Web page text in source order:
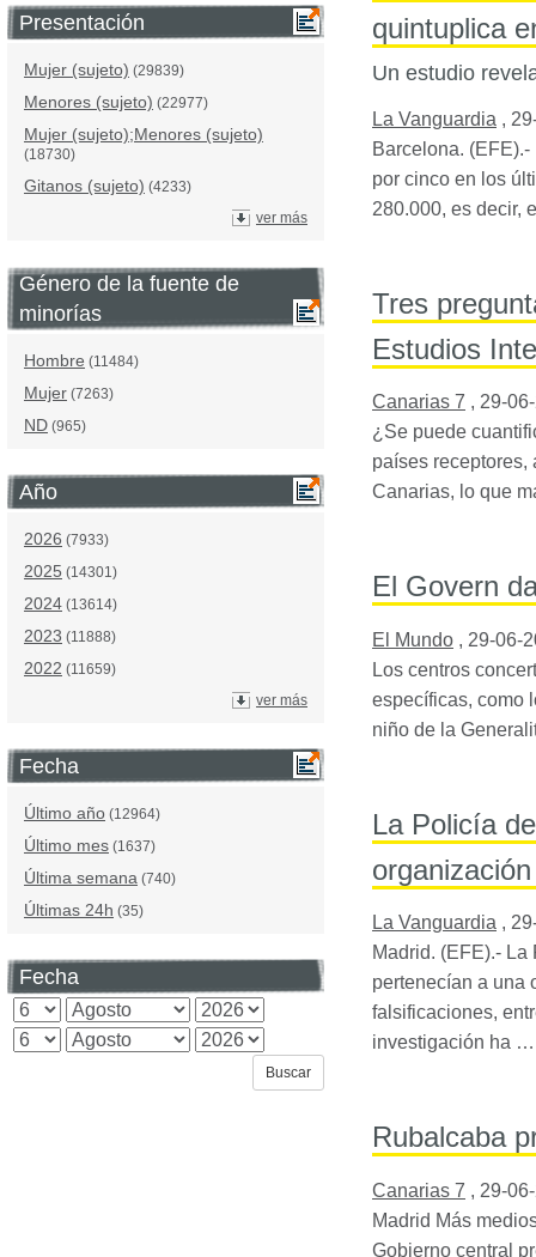
Presentación
Mujer (sujeto) (29839)
Menores (sujeto) (22977)
Mujer (sujeto);Menores (sujeto)
(18730)
Gitanos (sujeto) (4233)
ver más
Género de la fuente de
minorías
Hombre (11484)
Mujer (7263)
ND (965)
Año
2026 (7933)
2025 (14301)
2024 (13614)
2023 (11888)
2022 (11659)
ver más
Fecha
Último año (12964)
Último mes (1637)
Última semana (740)
Últimas 24h (35)
Fecha
quintuplica
Un estudio
La Vanguardia ,
Barcelona. (EFE).-
por cinco en los
280.000, es decir,
Tres
Estudios
Canarias 7 , 29-
¿Se puede
países receptores,
Canarias, lo que
El Govern
El Mundo , 29-06-
Los centros
específicas, como
niño de la
La Policía
La Vanguardia ,
Madrid. (EFE).- La
pertenecían a una
falsificaciones,
investigación ha …
Rubalcaba
Canarias 7 , 29-
Madrid Más
Gobierno central